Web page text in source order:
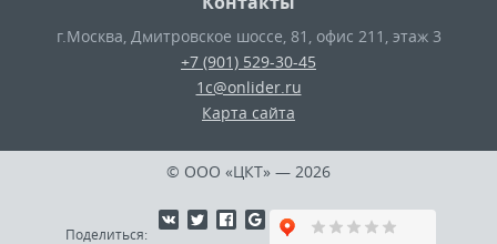
г.Москва Дмитровское шоссе, 81, офис 211, этаж 3
+7 (901) 529-30-45
1c@onlider.ru
Карта сайта
© ООО «ЦКТ» — 2026
Поделиться: